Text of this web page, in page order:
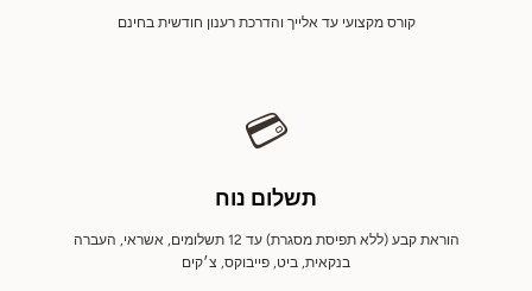
קורס מקצועי עד אלייך והדרכת רענון חודשית בחינם
💳
תשלום נוח
הוראת קבע (ללא תפיסת מסגרת) עד 12 תשלומים, אשראי, העברה
בנקאית, ביט, פייבוקס, צ׳קים